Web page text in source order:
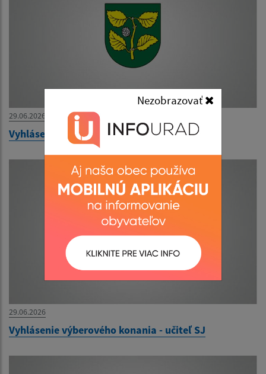
Nezobrazovať
29.06.2026
Vyhlásenie výberového konania - učiteľ AJ
29.06.2026
Vyhlásenie výberového konania - učiteľ SJ